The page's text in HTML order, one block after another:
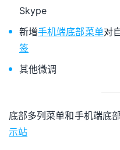
Skype
新增手机端底部菜单对
签
其他微调
底部多列菜单和手机端底
示站